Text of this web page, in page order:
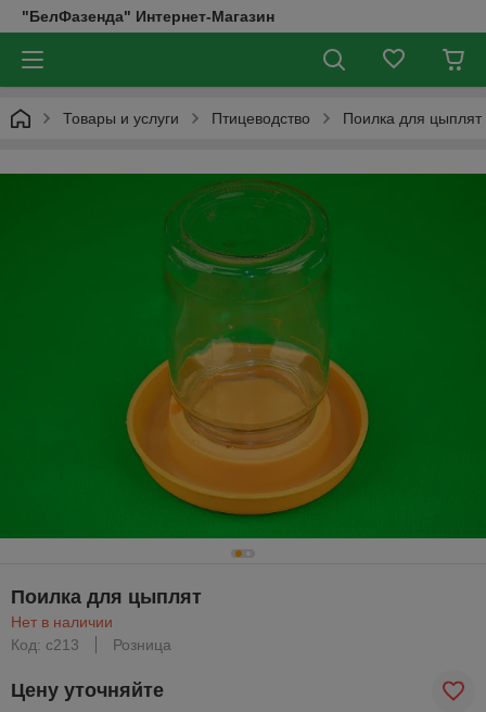
"БелФазенда" Интернет-Магазин
Товары и услуги Птицеводство Поилка для цыплят
Поилка для цыплят
Нет в наличии
Код: с213
Розница
Цену уточняйте